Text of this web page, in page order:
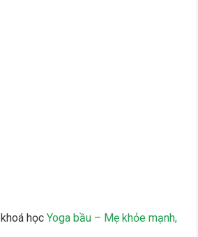
khoá họcYoga bầu – Mẹ khỏe mạnh,